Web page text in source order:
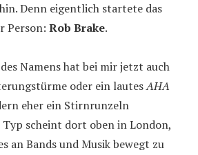
Denn eigentlich startete das
Person: Rob Brake.
Namens hat bei mir jetzt auch
oder ein lautesAHA
eher ein Stirnrunzeln
scheint dort oben in London,
an Bands und Musik bewegt zu